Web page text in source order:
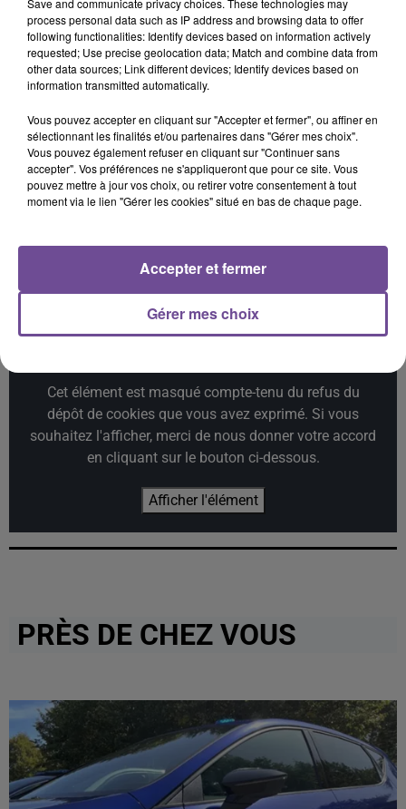
TEDDY SWIMS
9h09
9h09 9h06
9h06
Robin Schulz Feat. Wes
9h02
9h02
Cet élément est masqué compte-tenu du refus du
dépôt de cookies que vous avez exprimé. Si vous
souhaitez l'afficher, merci de nous donner votre accord
en cliquant sur le bouton ci-dessous.
Afficher l'élément
PRÈS DE CHEZ VOUS
Save and communicate privacy choices. These technologies may
process personal data such as IP address and browsing data to offer
following functionalities: Identify devices based on information actively
requested; Use precise geolocation data; Match and combine data from
other data sources; Link different devices; Identify devices based on
information transmitted automatically.
Vous pouvez accepter en cliquant sur "Accepter et fermer", ou affiner en
sélectionnant les finalités et/ou partenaires dans "Gérer mes choix".
Vous pouvez également refuser en cliquant sur "Continuer sans
accepter". Vos préférences ne s'appliqueront que pour ce site. Vous
pouvez mettre à jour vos choix, ou retirer votre consentement à tout
moment via le lien "Gérer les cookies" situé en bas de chaque page.
Gérer mes choix
Accepter et fermer